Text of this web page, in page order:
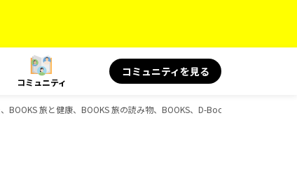
コミュニティ
コミュニティを見る
旅と健康、BOOKS 旅の読み物、BOOKS、D-Booksのガイドブック